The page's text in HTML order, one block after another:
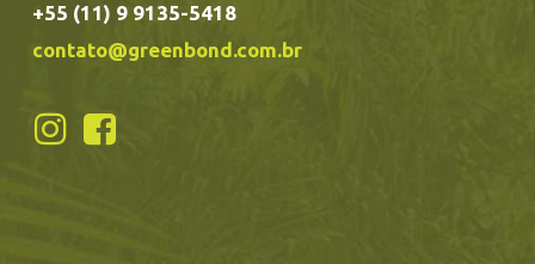
+55 (11) 9 9135-5418
contato@greenbond.com.br